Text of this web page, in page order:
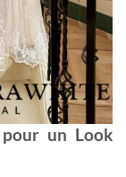
pour un Look